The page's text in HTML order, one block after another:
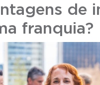
de
franquia?